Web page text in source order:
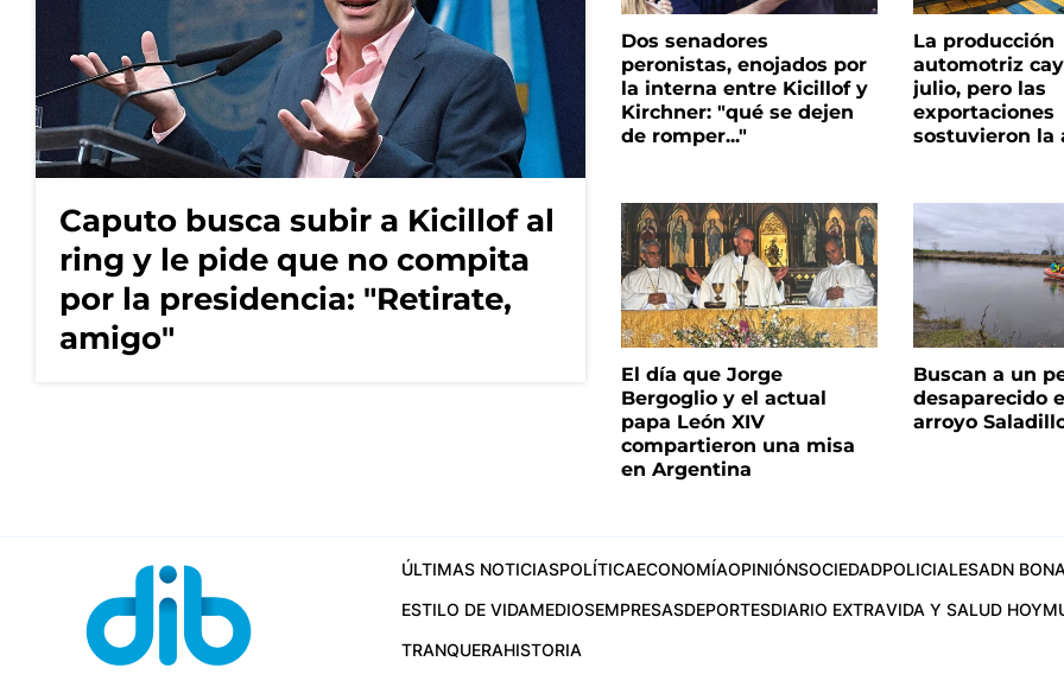
Caputo busca subir a Kicillof al
ring y le pide que no compita
por la presidencia: "Retirate,
amigo"
Dos senadores
peronistas, enojados por
la interna entre Kicillof y
Kirchner: "qué se dejen
de romper..."
La producción
automotriz
julio, pero las
exportaciones
sostuvieron la
El día que Jorge
Bergoglio y el actual
papa León XIV
compartieron una misa
en Argentina
Buscan a un
desaparecido
arroyo
ÚLTIMAS NOTICIASPOLÍTICAECONOMÍAOPINIÓNSOCIEDADPOLICIALESADN
ESTILO DE VIDAMEDIOSEMPRESASDEPORTESDIARIO EXTRAVIDA Y SALUD HOY
TRANQUERAHISTORIA